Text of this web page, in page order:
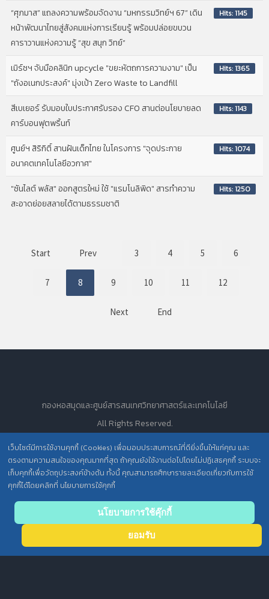
“ศุภมาส” แถลงความพร้อมจัดงาน “มหกรรมวิทย์ฯ 67” เดิน
หน้าพัฒนาไทยสู่สังคมแห่งการเรียนรู้ พร้อมปล่อยขบวน
คาราวานแห่งความรู้ “สุข สนุก วิทย์”
Hits: 1145
เมิร์ซฯ จับมือคลินิก upcycle "ขยะหัตถการความงาม" เป็น
"ถังอเนกประสงค์" มุ่งเป้า Zero Waste to Landfill
Hits: 1365
สีเบเยอร์ รับมอบใบประกาศรับรอง CFO สานต่อนโยบายลด
คาร์บอนฟุตพริ้นท์
Hits: 1143
ศูนย์ฯ สิริกิติ์ สานฝันเด็กไทย ในโครงการ "จุดประกาย
อนาคตเทคโนโลยีอวกาศ"
Hits: 1074
"ซันไลต์ พลัส" ออกสูตรใหม่ ใช้ "แรมโนลิพิด" สารทำความ
สะอาดย่อยสลายได้ตามธรรมชาติ
Hits: 1250
Start Prev 3 4 5 6
7 8 9 10 11 12
Next End
เว็บไซต์มีการใช้งานคุกกี้ (Cookies) เพื่อมอบประสบการณ์ที่ดียิ่งขึ้นให้แก่คุณ และ
ตรงตามความสนใจของคุณมากที่สุด ถ้าคุณยังใช้งานต่อไปโดยไม่ปฏิเสธคุกกี้ ระบบจะ
เก็บคุกกี้เพื่อวัตถุประสงค์ข้างต้น ทั้งนี้ คุณสามารถศึกษารายละเอียดเกี่ยวกับการใช้
คุกกี้ได้โดยคลิกที่ นโยบายการใช้คุกกี้
นโยบายการใช้คุ๊กกี้
ยอมรับ
กองหอสมุดและศูนย์สารสนเทศวิทยาศาสตร์และเทคโนโลยี
All Rights Reserved.
นโยบายการคุ้มครองข้อมูลส่วนบุคคล วศ. /
ประกาศความเป็นส่วนตัว (Privacy Notice) สำหรับการบริการสารสนเทศ
to top